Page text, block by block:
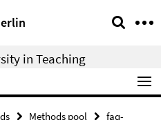
in Teaching
Methods pool
faq-